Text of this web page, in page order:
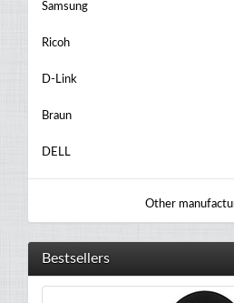
Samsung
Ricoh
D-Link
Braun
DELL
Other
Bestsellers